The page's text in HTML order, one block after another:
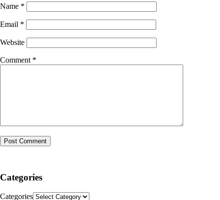
Name *
Email *
Website
Comment *
Categories
Categories